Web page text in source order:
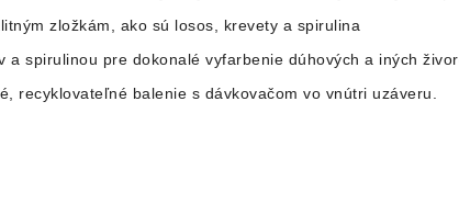
zložkám, ako sú losos, krevety a spirulina
spirulinou pre dokonalé vyfarbenie dúhových a iných
recyklovateľné balenie s dávkovačom vo vnútri uzáveru.